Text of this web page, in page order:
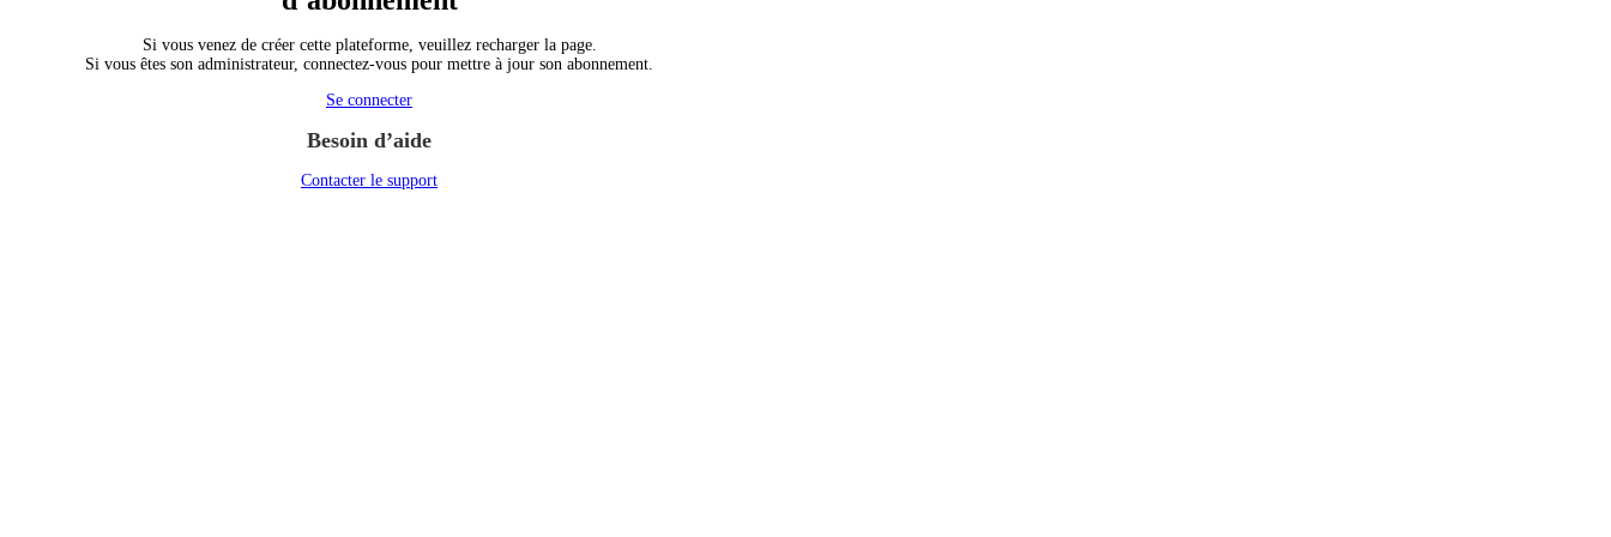
Si vous venez de créer cette plateforme, veuillez recharger la page.
Si vous êtes son administrateur, connectez-vous pour mettre à jour son abonnement.
Se connecter
Besoin d’aide
Contacter le support